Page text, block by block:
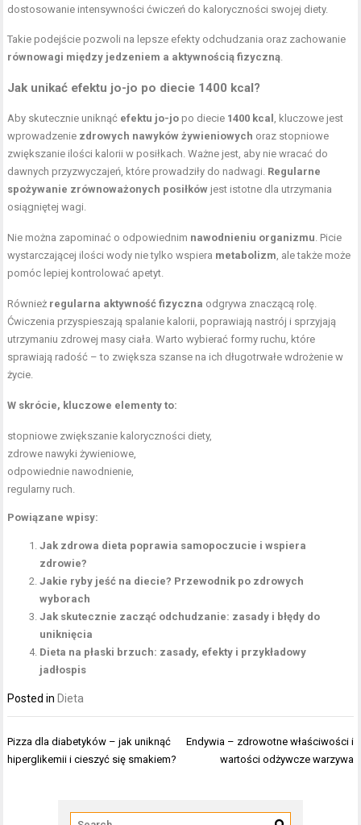
dostosowanie intensywności ćwiczeń do kaloryczności swojej diety.
Takie podejście pozwoli na lepsze efekty odchudzania oraz zachowanie
równowagi między jedzeniem a aktywnością fizyczną.
Jak unikać efektu jo-jo po diecie 1400 kcal?
Aby skutecznie uniknąć efektu jo-jo po diecie 1400 kcal , kluczowe jest
wprowadzenie zdrowych nawyków żywieniowych oraz stopniowe
zwiększanie ilości kalorii w posiłkach. Ważne jest, aby nie wracać do
dawnych przyzwyczajeń, które prowadziły do nadwagi. Regularne
spożywanie zrównoważonych posiłków jest istotne dla utrzymania
osiągniętej wagi.
Nie można zapominać o odpowiednim nawodnieniu organizmu. Picie
wystarczającej ilości wody nie tylko wspiera metabolizm, ale także może
pomóc lepiej kontrolować apetyt.
Również regularna aktywność fizyczna odgrywa znaczącą rolę.
Ćwiczenia przyspieszają spalanie kalorii, poprawiają nastrój i sprzyjają
utrzymaniu zdrowej masy ciała. Warto wybierać formy ruchu, które
sprawiają radość – to zwiększa szanse na ich długotrwałe wdrożenie w
życie.
W skrócie, kluczowe elementy to:
stopniowe zwiększanie kaloryczności diety,
zdrowe nawyki żywieniowe,
odpowiednie nawodnienie,
regularny ruch.
Powiązane wpisy:
Jak zdrowa dieta poprawia samopoczucie i wspiera
zdrowie?
Jakie ryby jeść na diecie? Przewodnik po zdrowych
wyborach
Jak skutecznie zacząć odchudzanie: zasady i błędy do
uniknięcia
Dieta na płaski brzuch: zasady, efekty i przykładowy
jadłospis
Posted in Dieta
Nawigacja
wpisu
Pizza dla diabetyków – jak uniknąć
hiperglikemii i cieszyć się smakiem?
Endywia – zdrowotne właściwości i
wartości odżywcze warzywa